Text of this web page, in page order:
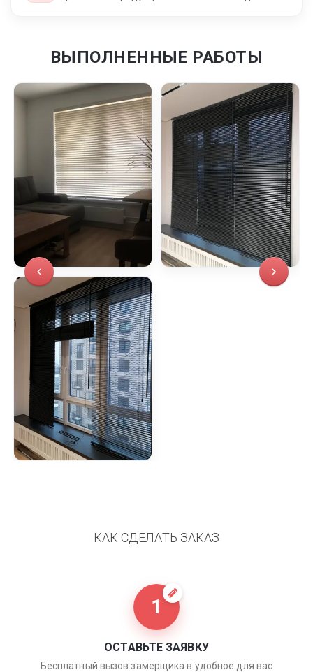
ВЫПОЛНЕННЫЕ РАБОТЫ
КАК СДЕЛАТЬ ЗАКАЗ
1
ОСТАВЬТЕ ЗАЯВКУ
Бесплатный вызов замерщика в удобное для вас